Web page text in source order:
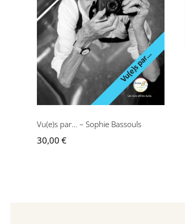
Vu(e)s par… – Sophie
Bassouls
Vu(e)s par… – Sophie Bassouls
30,00 €